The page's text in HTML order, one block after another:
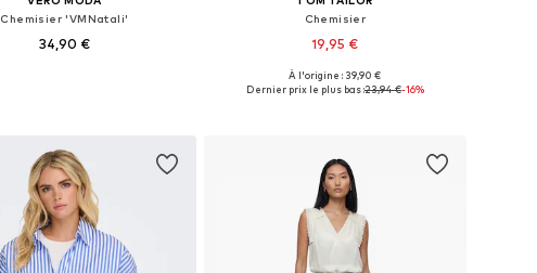
Chemisier 'VMNatali'
34,90 €
Chemisier
19,95 €
Disponible en plusieurs tailles
À l'origine : 39,90 €
Dernier prix le plus bas :23,94 €-16%